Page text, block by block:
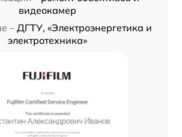
видеокамер
– ДГТУ, «Электроэнергетика и
электротехника»